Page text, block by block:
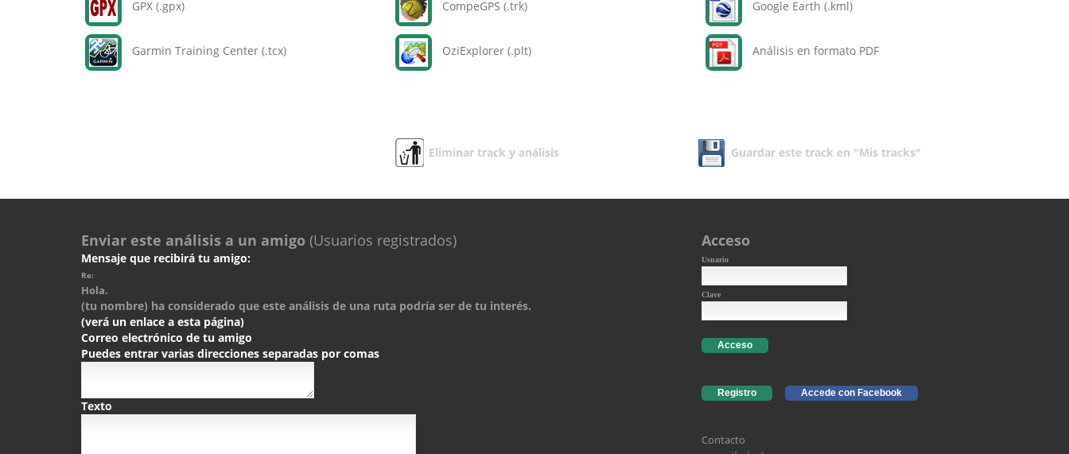
GPX (.gpx)
Garmin Training Center (.tcx)
CompeGPS (.trk)
OziExplorer (.plt)
Google Earth (.kml)
Análisis en formato PDF
Eliminar track y análisis Guardar este track en "Mis tracks"
Enviar este análisis a un amigo (Usuarios registrados)
Mensaje que recibirá tu amigo:
Re:
Hola.
(tu nombre) ha considerado que este análisis de una ruta podría ser de tu interés.
(verá un enlace a esta página)
Correo electrónico de tu amigo
Puedes entrar varias direcciones separadas por comas
Texto
Acceso
Usuario
Clave
Acceso
Registro Accede con Facebook
Contacto